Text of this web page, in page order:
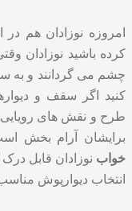
امروزه نوزادان هم
کرده باشید نوزادان
چشم می گردانند و به
کنید اگر سقف و
طرح و نقش های رویایی
برایشان آرام بخش
خواب نوزادان قابل
انتخاب دیوارپوش